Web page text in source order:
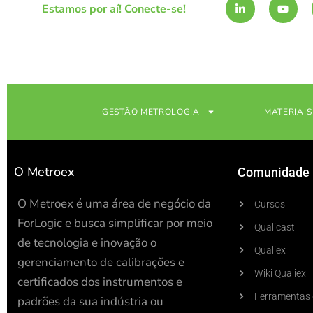
Estamos por aí! Conecte-se!
i
n
-
o
u
GESTÃO METROLOGIA
O Metroex
O Metroex é uma área de negócio da
ForLogic e busca simplificar por meio
de tecnologia e inovação o
gerenciamento de calibrações e
certificados dos instrumentos e
padrões da sua indústria ou
Comunidade
Cursos
Qualicast
Qualiex
Wiki Qualiex
Ferramentas